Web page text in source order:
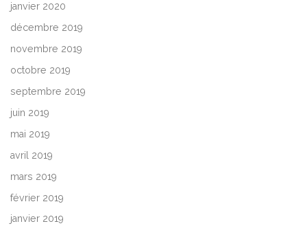
janvier 2020
décembre 2019
novembre 2019
octobre 2019
septembre 2019
juin 2019
mai 2019
avril 2019
mars 2019
février 2019
janvier 2019